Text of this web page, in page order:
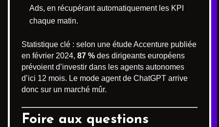
Ads, en récupérant automatiquement les KPI
chaque matin.
Statistique clé : selon une étude Accenture publiée
en février 2024, 87 % des dirigeants européens
prévoient d’investir dans les agents autonomes
d’ici 12 mois. Le mode agent de ChatGPT arrive
donc sur un marché mûr.
Foire aux questions